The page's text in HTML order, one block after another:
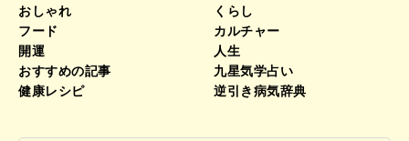
おしゃれ
くらし
フード
カルチャー
開運
人生
おすすめの記事
九星気学占い
健康レシピ
逆引き病気辞典